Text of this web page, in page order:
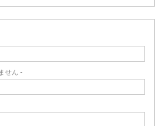
せん -